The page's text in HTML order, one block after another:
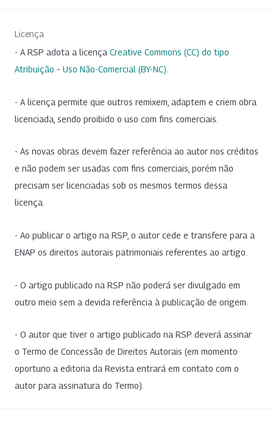
Licença
- A RSP adota a licença Creative Commons (CC) do tipo
Atribuição – Uso Não-Comercial (BY-NC)
- A licença permite que outros remixem, adaptem e criem obra
licenciada, sendo proibido o uso com fins comerciais.
- As novas obras devem fazer referência ao autor nos créditos
e não podem ser usadas com fins comerciais, porém não
precisam ser licenciadas sob os mesmos termos dessa
licença.
- Ao publicar o artigo na RSP, o autor cede e transfere para a
ENAP os direitos autorais patrimoniais referentes ao artigo.
- O artigo publicado na RSP não poderá ser divulgado em
outro meio sem a devida referência à publicação de origem.
- O autor que tiver o artigo publicado na RSP deverá assinar
o Termo de Concessão de Direitos Autorais (em momento
oportuno a editoria da Revista entrará em contato com o
autor para assinatura do Termo).